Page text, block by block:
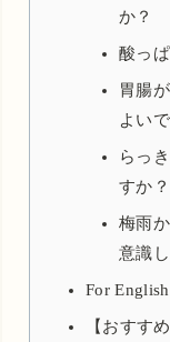
か？
酸っ
胃腸
よい
らっ
すか？
梅雨
意識
For
【おすす